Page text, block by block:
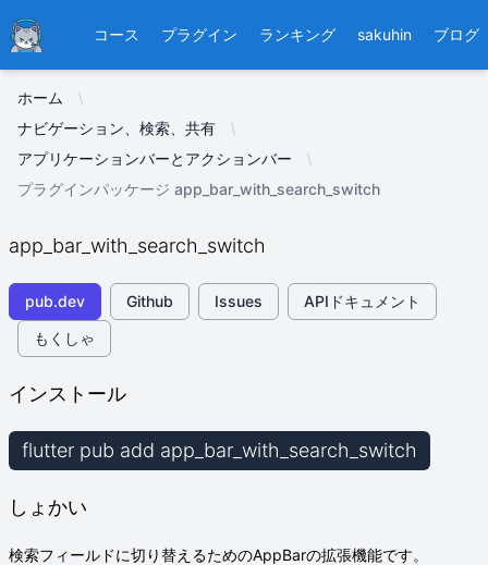
Ducafecat コース プラグイン ランキング sakuhin ブログ
ホーム
ナビゲーション、検索、共有
アプリケーションバーとアクションバー
プラグインパッケージ app_bar_with_search_switch
app_bar_with_search_switch
pub.dev Github Issues
APIドキュメント
もくしゃ
インストール
flutter pub add app_bar_with_search_switch
しょかい
検索フィールドに切り替えるためのAppBarの拡張機能です。